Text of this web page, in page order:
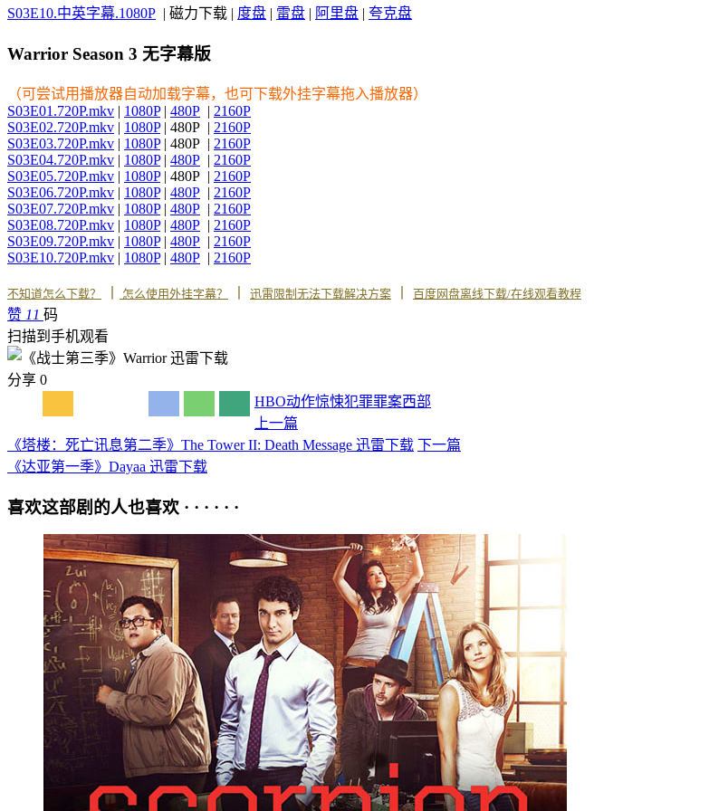
S03E10.中英字幕.1080P | 磁力下载 | 度盘 | 雷盘 | 阿里盘 | 夸克盘
Warrior Season 3 无字幕版
（可尝试用播放器自动加载字幕，也可下载外挂字幕拖入播放器）
S03E01.720P.mkv | 1080P| 480P | 2160P
S03E02.720P.mkv | 1080P| 480P | 2160P
S03E03.720P.mkv | 1080P| 480P | 2160P
S03E04.720P.mkv | 1080P| 480P | 2160P
S03E05.720P.mkv | 1080P| 480P | 2160P
S03E06.720P.mkv | 1080P| 480P | 2160P
S03E07.720P.mkv | 1080P| 480P | 2160P
S03E08.720P.mkv | 1080P| 480P | 2160P
S03E09.720P.mkv | 1080P| 480P | 2160P
S03E10.720P.mkv | 1080P| 480P | 2160P
不知道怎么下载？ 怎么使用外挂字幕？ 迅雷限制无法下载解决方案 百度网盘离线下载/在线观看教程
赞 11 码
扫描到手机观看
分享 0
HBO动作惊悚犯罪罪案西部
上一篇
《塔楼：死亡讯息第二季》The Tower II: Death Message 迅雷下载 下一篇
《达亚第一季》Dayaa 迅雷下载
喜欢这部剧的人也喜欢 · · · · · ·